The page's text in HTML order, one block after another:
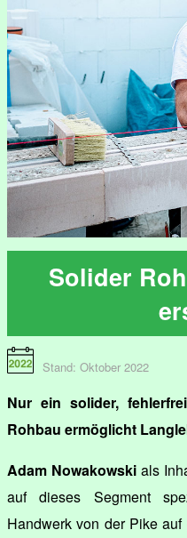
Solider
Stand: Oktober 2022
Nur ein solider,
Rohbau ermöglicht
Adam Nowakowski als
auf dieses Segment
Handwerk von der Pike